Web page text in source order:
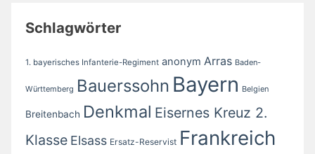
Schlagwörter
1. bayerisches Infanterie-Regiment anonym Arras Baden-
Württemberg Bauerssohn Bayern Belgien
Breitenbach Denkmal Eisernes Kreuz 2.
Klasse Elsass Ersatz-Reservist Frankreich